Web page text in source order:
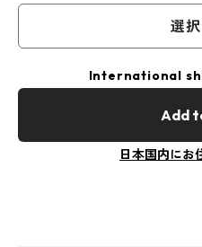
選
International
Add
日本国内にお